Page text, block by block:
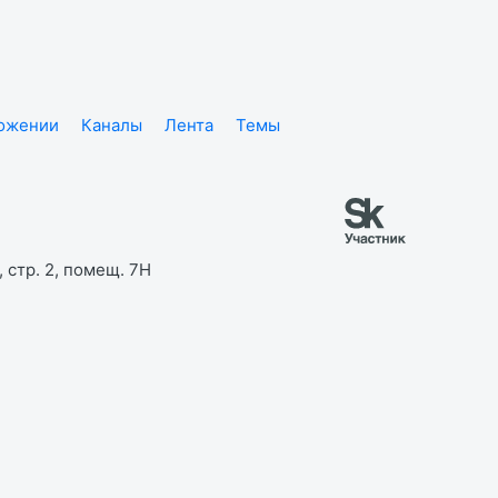
Каналы Лента
Темы
стр. 2, помещ. 7Н